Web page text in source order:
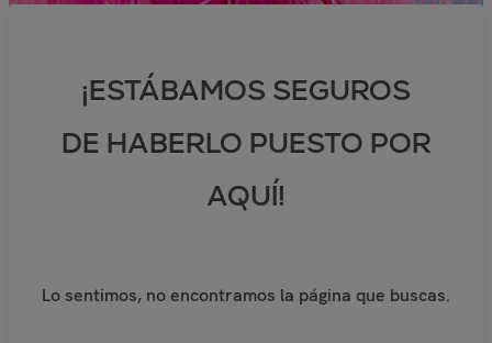
¡ESTÁBAMOS SEGUROS
DE HABERLO PUESTO POR
AQUÍ!
Lo sentimos, no encontramos la página que buscas.